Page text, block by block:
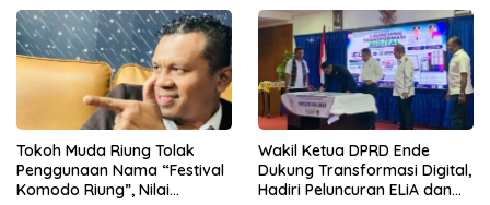
Tokoh Muda Riung Tolak
Penggunaan Nama “Festival
Komodo Riung”, Nilai
Wakil Ketua DPRD Ende
Dukung Transformasi Digital,
Hadiri Peluncuran ELiA dan